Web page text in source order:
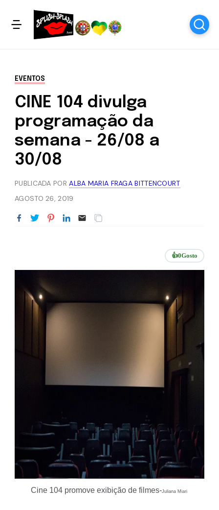
EVENTOS
CINE 104 divulga
programação da
semana - 26/08 a
30/08
PUBLICADA PORALBA MARIA FRAGA BITTENCOURT
AGOSTO 26, 2019
👍0Gosto
Cine 104 promove exibição de filmes-Juliana Miari